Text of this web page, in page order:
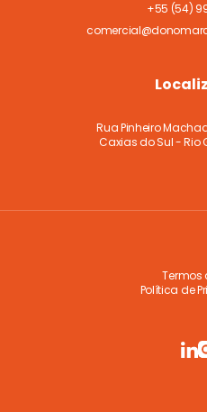
+55 (54)
Rua Pinheiro
Caxias do Sul - Rio
Termos
Política de